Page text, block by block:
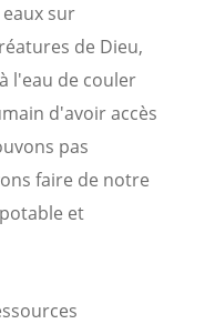
sur
de Dieu,
l'eau de couler
d'avoir accès
pas
faire de notre
et